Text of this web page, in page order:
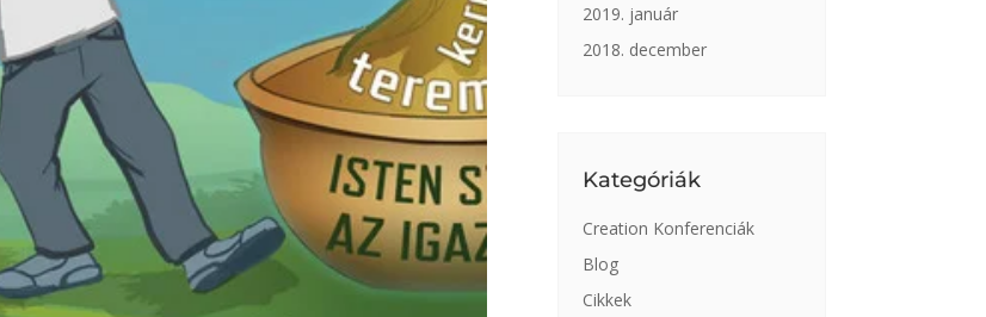
2019. január
2018. december
Kategóriák
Creation Konferenciák
Blog
Cikkek